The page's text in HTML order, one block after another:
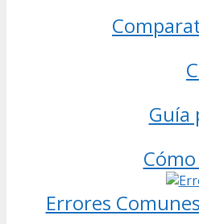
Guía
Errores